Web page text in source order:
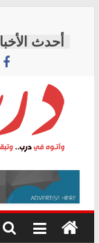
content
درب
وأتوه
درب..
وتبقى
هي